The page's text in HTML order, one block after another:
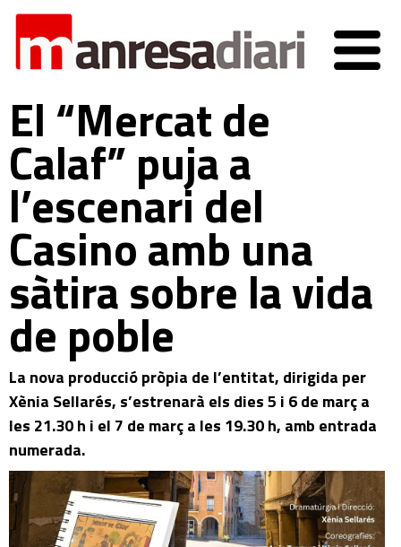
El “Mercat de
Calaf” puja a
l’escenari del
Casino amb una
sàtira sobre la vida
de poble
La nova producció pròpia de l’entitat, dirigida per
Xènia Sellarés, s’estrenarà els dies 5 i 6 de març a
les 21.30 h i el 7 de març a les 19.30 h, amb entrada
numerada.